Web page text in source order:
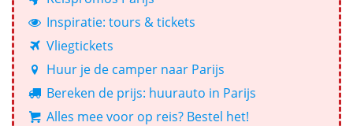
Inspiratie: tours & tickets
Vliegtickets
Huur je de camper naar Parijs
Bereken de prijs: huurauto in Parijs
Alles mee voor op reis? Bestel het!